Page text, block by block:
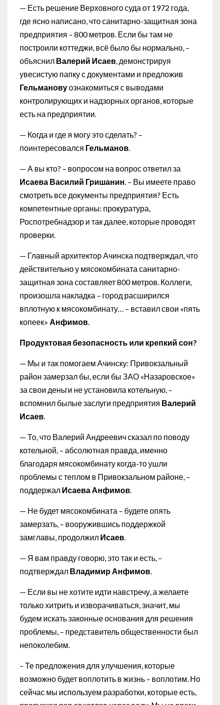
— Есть решение Верховного суда от 1972 года,
где ясно написано, что санитарно-защитная зона
предприятия – 800 метров. Если бы там не
построили коттеджи, всё было бы нормально, –
объяснил Валерий Исаев, демонстрируя
увесистую папку с документами и предложив
Гельмановуознакомиться с выводами
контролирующих и надзорных органов, которые
есть на предприятии.
— Когда и где я могу это сделать? –
поинтересовался Гельманов.
— А вы кто? – вопросом на вопрос ответил за
Исаева Василий Гришанин. – Вы имеете право
смотреть все документы предприятия? Есть
компетентные органы: прокуратура,
Роспотребнадзор и так далее, которые проводят
проверки.
— Главный архитектор Ачинска подтверждал, что
действительно у мясокомбината санитарно-
защитная зона составляет 800 метров. Коллеги,
произошла накладка – город расширился
вплотную к мясокомбинату… – вставил свои «пять
копеек» Анфимов.
Продуктовая безопасность или крепкий сон?
— Мы и так помогаем Ачинску: Привокзальный
район замерзал бы, если бы ЗАО «Назаровское»
за свои деньги не установила котельную, –
вспомнил былые заслуги предприятия Валерий
Исаев.
— То, что Валерий Андреевич сказал по поводу
котельной, – абсолютная правда, именно
благодаря мясокомбинату когда-то ушли
проблемы с теплом в Привокзальном районе, –
поддержал Исаева Анфимов.
— Не будет мясокомбината – будете опять
замерзать, – вооружившись поддержкой
замглавы, продолжил Исаев.
— Я вам правду говорю, это так и есть, –
подтверждал Владимир Анфимов.
— Если вы не хотите идти навстречу, а желаете
только хитрить и изворачиваться, значит, мы
будем искать законные основания для решения
проблемы, – представитель общественности был
непоколебим.
– Те предложения для улучшения, которые
возможно будет воплотить в жизнь – воплотим. Но
сейчас мы используем разработки, которые есть,